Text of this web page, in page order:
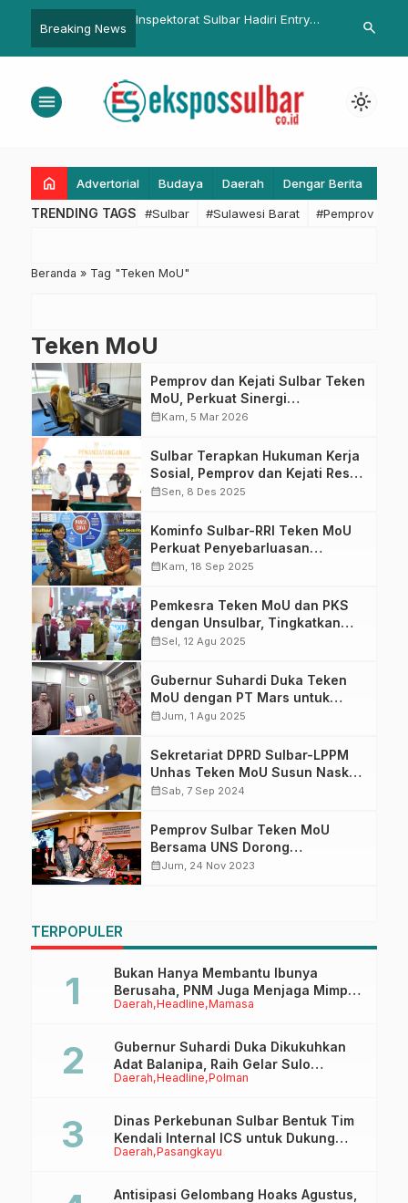
Breaking News
Persiapan Monev
I Tahun 2026
Inspektorat Sulbar Hadiri Entry
Terkait Lingkungan Hidup dan
Wabup
search
menu light_mode
home Advertorial Budaya Daerah Dengar Berita
TRENDING TAGS #Sulbar #Sulawesi Barat #Pemprov
Beranda » Tag "Teken MoU"
Teken MoU
Pemprov dan Kejati Sulbar Teken
MoU, Perkuat Sinergi
Penanganan Masalah Hukum
calendar_monthKam, 5 Mar 2026
Sulbar Terapkan Hukuman Kerja
Sosial, Pemprov dan Kejati Resmi
Teken MoU
calendar_monthSen, 8 Des 2025
Kominfo Sulbar-RRI Teken MoU
Perkuat Penyebarluasan
Informasi
calendar_monthKam, 18 Sep 2025
Pemkesra Teken MoU dan PKS
dengan Unsulbar, Tingkatkan
Sinergi untuk Wujudkan SDM
calendar_monthSel, 12 Agu 2025
Gubernur Suhardi Duka Teken
MoU dengan PT Mars untuk
Pengembangan Kakao di Sulbar
calendar_monthJum, 1 Agu 2025
Sekretariat DPRD Sulbar-LPPM
Unhas Teken MoU Susun Naskah
Akademik Ranperda Pengelolaan
Perikanan
calendar_monthSab, 7 Sep 2024
Pemprov Sulbar Teken MoU
Bersama UNS Dorong
Pengembangan SDM
calendar_monthJum, 24 Nov 2023
TERPOPULER
Daerah Headline Mamasa
Bukan Hanya Membantu Ibunya
Berusaha, PNM Juga Menjaga Mimpi
Anaknya Untuk Menggapai Cita-Cita
Daerah Headline Polman
Gubernur Suhardi Duka Dikukuhkan
Adat Balanipa, Raih Gelar Sulo
Tappidena
Daerah Pasangkayu
Dinas Perkebunan Sulbar Bentuk Tim
Kendali Internal ICS untuk Dukung
Sertifikasi ISPO Pekebun di
Antisipasi Gelombang Hoaks Agustus,